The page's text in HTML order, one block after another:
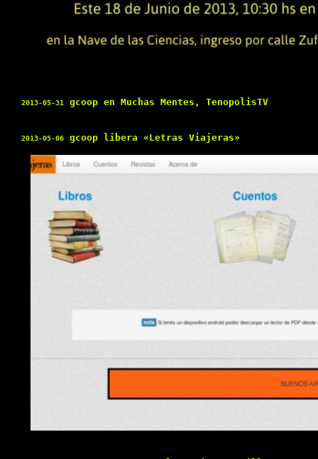
2013-05-31 gcoop en Muchas Mentes, TenopolisTV
2013-05-06gcoop libera «Letras Viajeras»